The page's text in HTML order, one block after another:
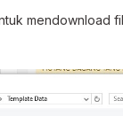
mendownload